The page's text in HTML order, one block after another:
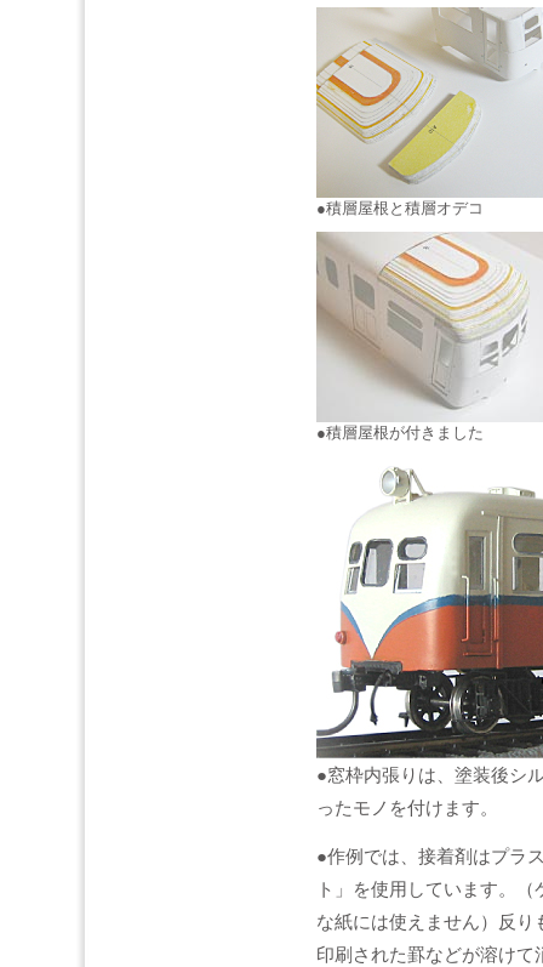
●積層屋根と積層オデコ
●積層屋根が付きました
●窓枠内張りは、塗装後シ
ったモノを付けます。
●作例では、接着剤はプラ
ト」を使用しています。
な紙には使えません）反
印刷された罫などが溶け